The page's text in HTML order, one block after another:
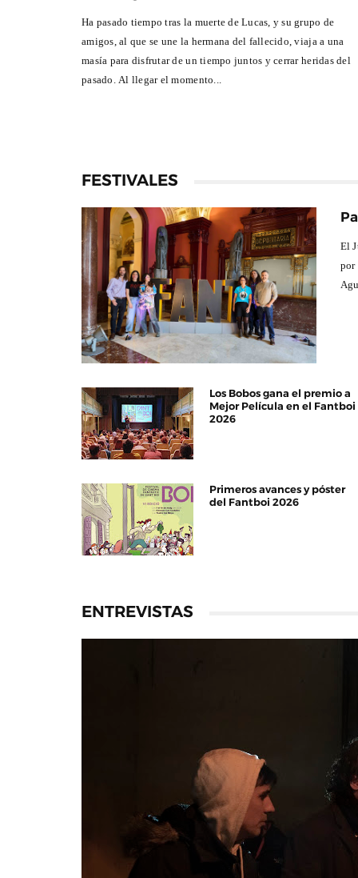
Ha pasado tiempo tras la muerte de Lucas, y su grupo de
amigos, al que se une la hermana del fallecido, viaja a una
masía para disfrutar de un tiempo juntos y cerrar heridas del
pasado. Al llegar el momento...
FESTIVALES
El
por
Los Bobos gana el premio a
Mejor Película en el Fantboi
2026
Primeros avances y póster
del Fantboi 2026
ENTREVISTAS